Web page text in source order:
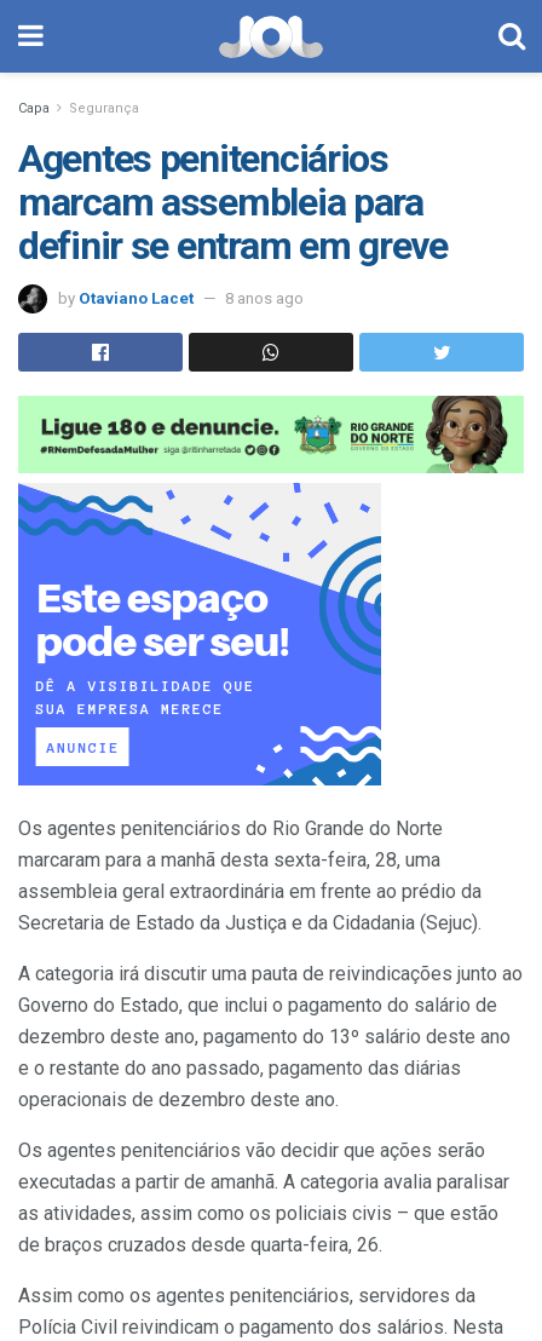
Capa Segurança
Agentes penitenciários
marcam assembleia para
definir se entram em greve
by Otaviano Lacet 8 anos ago
Os agentes penitenciários do Rio Grande do Norte
marcaram para a manhã desta sexta-feira, 28, uma
assembleia geral extraordinária em frente ao prédio da
Secretaria de Estado da Justiça e da Cidadania (Sejuc).
A categoria irá discutir uma pauta de reivindicações junto ao
Governo do Estado, que inclui o pagamento do salário de
dezembro deste ano, pagamento do 13º salário deste ano
e o restante do ano passado, pagamento das diárias
operacionais de dezembro deste ano.
Os agentes penitenciários vão decidir que ações serão
executadas a partir de amanhã. A categoria avalia paralisar
as atividades, assim como os policiais civis – que estão
de braços cruzados desde quarta-feira, 26.
Assim como os agentes penitenciários, servidores da
Polícia Civil reivindicam o pagamento dos salários. Nesta